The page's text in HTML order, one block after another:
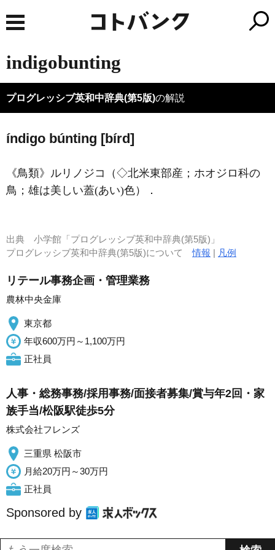
indigobunting
プログレッシブ英和中辞典(第5版)の解説
índigo búnting [bírd]
《鳥類》 ルリノジコ（◇北米東部産；ホオジロ科の
鳥；雄は美しい蓋(あい)色） ．
出典 小学館「プログレッシブ英和中辞典(第5版)」
プログレッシブ英和中辞典(第5版)について情報 | 凡例
リテール事務企画・管理業務
農林中央金庫
東京都
年収600万円～1,100万円
正社員
人事・総務事務/採用事務/面接者募集/賞与年2回・家
族手当/松阪駅徒歩5分
株式会社フレンズ
三重県 松阪市
月給20万円～30万円
正社員
Sponsored by